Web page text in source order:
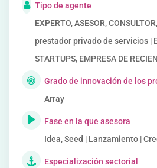
Tipo de agente
EXPERTO, ASESOR,
prestador privado de servicios |
STARTUPS, EMPRESA DE
Grado de innovación de los
Array
Fase en la que asesora
Idea, Seed | Lanzamiento |
Especialización sectorial